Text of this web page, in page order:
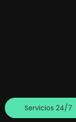
Servicios 24/7